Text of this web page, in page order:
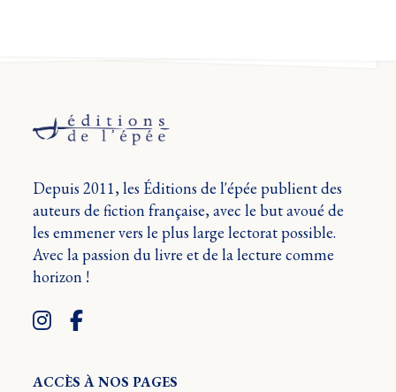
Depuis 2011, les Éditions de l'épée publient des
auteurs de fiction française, avec le but avoué de
les emmener vers le plus large lectorat possible.
Avec la passion du livre et de la lecture comme
horizon !
ACCÈS À NOS PAGES